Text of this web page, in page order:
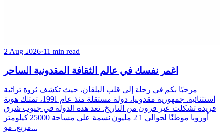
2 Aug 2026·11 min read
اغمر نفسك في عالم الثقافة المقدونية الساحر
مرحبًا بكم في رحلة إلى قلب البلقان، حيث تكشف ثروة تراثية
استثنائية. جمهورية مقدونيا، دولة مستقلة منذ عام 1991، تمتلك هوية
فريدة تشكلت عبر قرون من التاريخ. تعد هذه الدولة في جنوب شرق
أوروبا موطنًا لحوالي 2.1 مليون نسمة على مساحة 25000 كيلومتر
مربع. مو...